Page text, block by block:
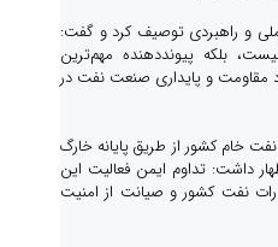
و راهبردی توصیف کرد و گفت:
بلکه پیونددهنده مهم‌ترین
مقاومت و پایداری صنعت نفت در
اینکه بیش از ۹۰ درصد نفت خام کشور از طریق پایانه خارگ
داشت: تداوم ایمن فعالیت این
نفت کشور و صیانت از امنیت